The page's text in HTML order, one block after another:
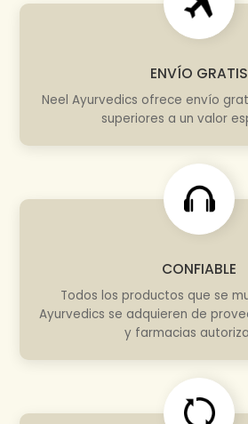
ENVÍO GRATIS
Neel Ayurvedics ofrece envío
superiores a un valor
CONFIABLE
Todos los productos que se
Ayurvedics se adquieren de
y farmacias